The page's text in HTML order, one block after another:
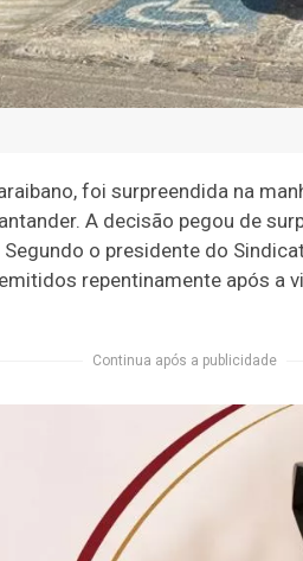
foi surpreendida na
A decisão pegou de
o presidente do
repentinamente após a
Continua após a publicidade